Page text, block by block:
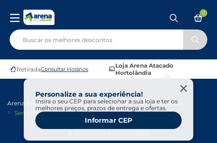
RetiradaConsultar Horários
Loja Arena Atacado
Hortolândia
Personalize a sua experiência!
Insira o seu CEP para selecionar a sua loja e ter os
melhores preços, prazos de entrega e ofertas.
Informar CEP
0
Arena Atacado Saudáveis E Ôrganicos
Grãos E Cereais
Sementes